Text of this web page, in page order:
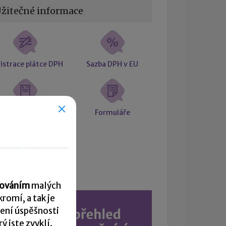
informace
plátce DPH Sazba DPH v EU
Formuláře
malých
a tak je
úspěšnosti
jste zvyklí.